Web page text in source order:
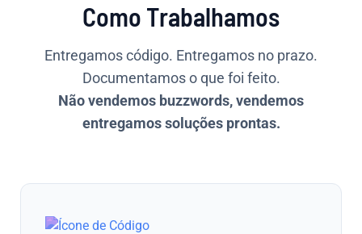
Como Trabalhamos
Entregamos código. Entregamos no prazo.
Documentamos o que foi feito.
Não vendemos buzzwords, vendemos
entregamos soluções prontas.